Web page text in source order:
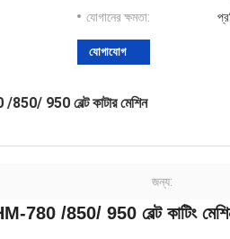
যোগানের ক্ষমতা:
যোগাযোগ
850/ 950 বেল্ট কাটার মেশিন
জন্য:
780 /850/ 950 বেল্ট কাটিং